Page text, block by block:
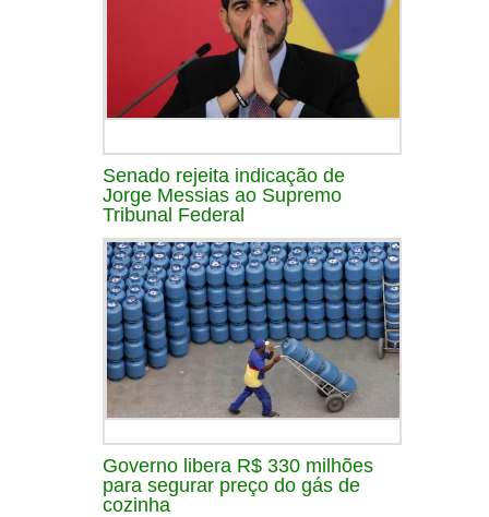
Senado rejeita indicação de
Jorge Messias ao Supremo
Tribunal Federal
Governo libera R$ 330 milhões
para segurar preço do gás de
cozinha